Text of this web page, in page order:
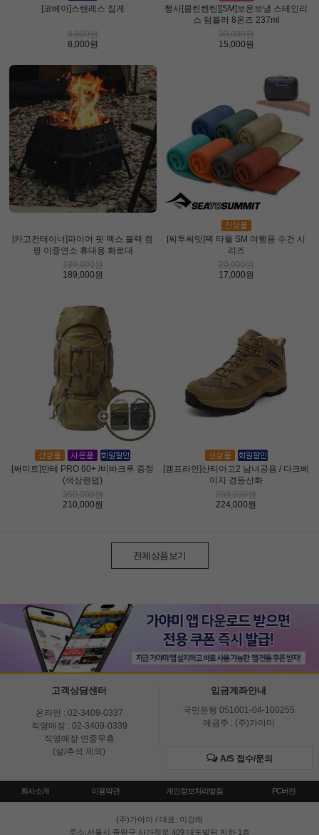
[코베아]스텐레스 집게
8,000원
8,000원
행사[클린켄틴][SM]보온보냉 스테인리
스 텀블러 8온즈 237ml
30,000원
15,000원
[카고컨테이너]파이어 핏 맥스 블랙 캠
핑 이중연소 휴대용 화로대
189,000원
189,000원
[씨투써밋]텍 타월 SM 여행용 수건 시
리즈
20,000원
17,000원
[써미트]만테 PRO 60+ /비바크루 증정
(색상랜덤)
350,000원
210,000원
[캠프라인]산티아고2 남녀공용 / 다크베
이지 경등산화
280,000원
224,000원
전체상품보기
고객상담센터
온라인 : 02-3409-0337
직영매장 : 02-3409-0339
직영매장 연중무휴
(설/추석 제외)
입금계좌안내
국민은행 051001-04-100255
예금주 : (주)가야미
A/S 접수/문의
회사소개 이용약관 개인정보처리방침 PC버전
(주)가야미 / 대표: 이강래
주소:서울시 중랑구 사가정로 409 대도빌딩 지하 1층